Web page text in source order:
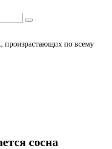
произрастающих по всему
сосна